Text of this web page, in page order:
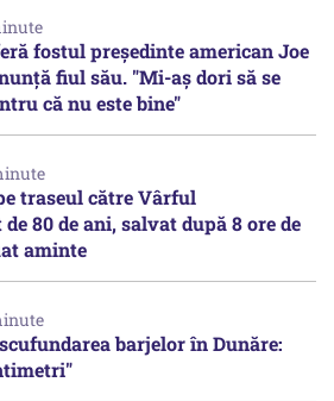
fostul preşedinte american Joe
fiul său. "Mi-aș dori să se
că nu este bine"
traseul către Vârful
80 de ani, salvat după 8 ore de
aminte
barjelor în Dunăre: